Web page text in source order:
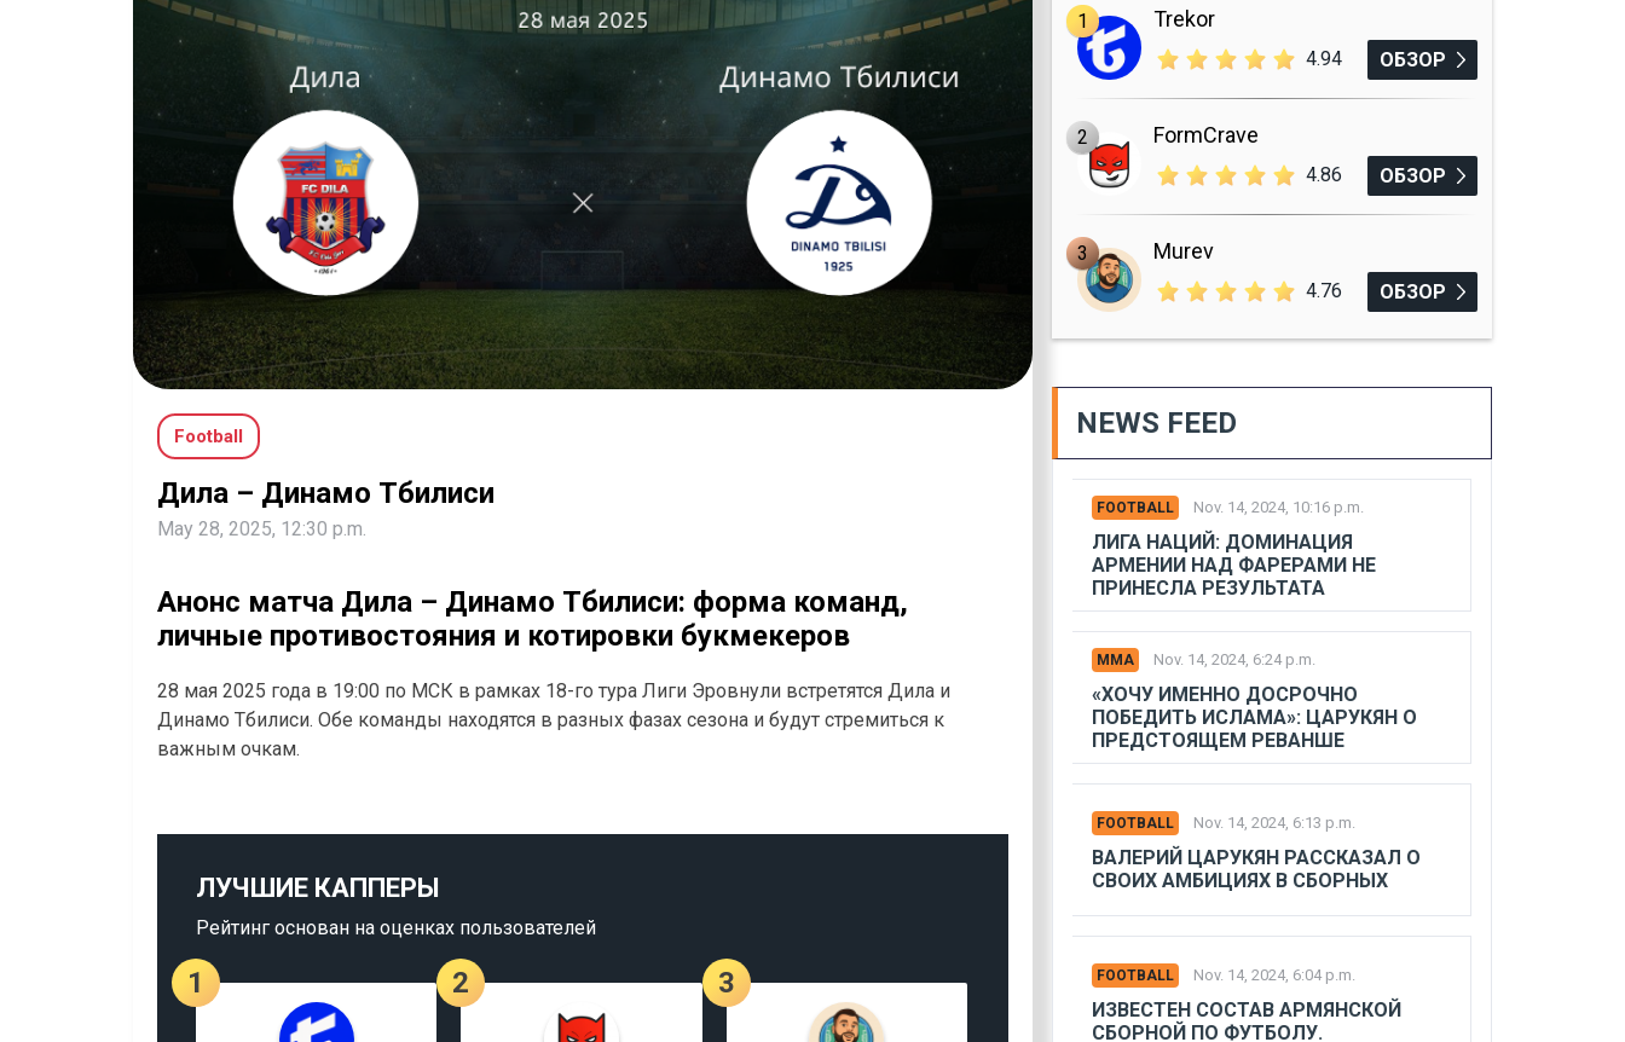
Football
Дила – Динамо Тбилиси
May 28, 2025, 12:30 p.m.
Анонс матча Дила – Динамо Тбилиси: форма команд,
личные противостояния и котировки букмекеров
28 мая 2025 года в 19:00 по МСК в рамках 18-го тура Лиги Эровнули встретятся Дила и
Динамо Тбилиси. Обе команды находятся в разных фазах сезона и будут стремиться к
важным очкам.
ЛУЧШИЕ КАППЕРЫ
Рейтинг основан на оценках пользователей
1 2 3
1 Trekor
4.94 ОБЗОР
2 FormCrave
4.86 ОБЗОР
3 Murev
4.76 ОБЗОР
NEWS FEED
FOOTBALL Nov. 14, 2024, 10:16 p.m.
ЛИГА НАЦИЙ: ДОМИНАЦИЯ
АРМЕНИИ НАД ФАРЕРАМИ НЕ
ПРИНЕСЛА РЕЗУЛЬТАТА
MMA Nov. 14, 2024, 6:24 p.m.
«ХОЧУ ИМЕННО ДОСРОЧНО
ПОБЕДИТЬ ИСЛАМА»: ЦАРУКЯН О
ПРЕДСТОЯЩЕМ РЕВАНШЕ
FOOTBALL Nov. 14, 2024, 6:13 p.m.
ВАЛЕРИЙ ЦАРУКЯН РАССКАЗАЛ О
СВОИХ АМБИЦИЯХ В СБОРНЫХ
FOOTBALL Nov. 14, 2024, 6:04 p.m.
ИЗВЕСТЕН СОСТАВ АРМЯНСКОЙ
СБОРНОЙ ПО ФУТБОЛУ.